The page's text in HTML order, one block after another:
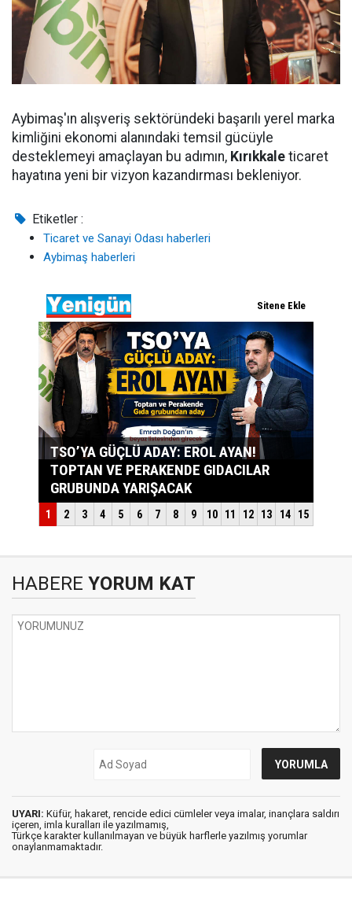
Aybimaş'ın alışveriş sektöründeki başarılı yerel marka
kimliğini ekonomi alanındaki temsil gücüyle
desteklemeyi amaçlayan bu adımın, Kırıkkale ticaret
hayatına yeni bir vizyon kazandırması bekleniyor.
Etiketler :
Ticaret ve Sanayi Odası haberleri
Aybimaş haberleri
HABERE YORUM KAT
UYARI: Küfür, hakaret, rencide edici cümleler veya imalar, inançlara saldırı
içeren, imla kuralları ile yazılmamış,
Türkçe karakter kullanılmayan ve büyük harflerle yazılmış yorumlar
onaylanmamaktadır.